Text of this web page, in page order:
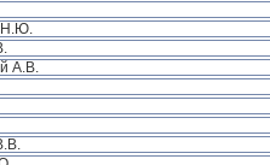
Н.Ю.
А.В.